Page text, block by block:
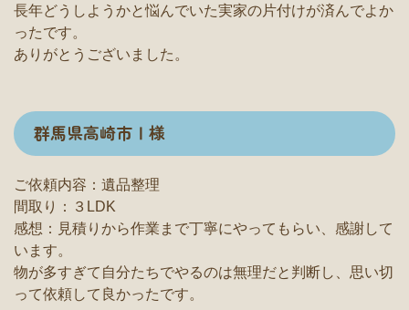
長年どうしようかと悩んでいた実家の片付けが済んでよか
ったです。
ありがとうございました。
群馬県高崎市Ⅰ様
ご依頼内容：遺品整理
間取り：３LDK
感想：見積りから作業まで丁寧にやってもらい、感謝して
います。
物が多すぎて自分たちでやるのは無理だと判断し、思い切
って依頼して良かったです。